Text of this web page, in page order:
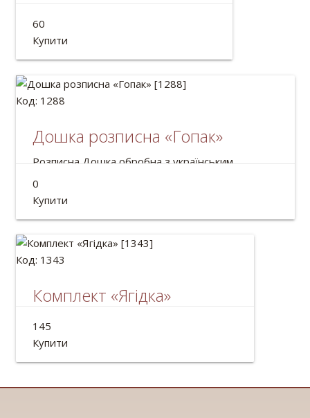
Розмір: 9*7см
60
Купити
Код: 1288
Дошка розписна «Гопак»
Розписна Дошка обробна з українським
сюжетом.
Розмір: 37*21см
0
Купити
Код: 1343
Комплект «Ягідка»
Український комплект: намисто і браслет.
Матеріал: дерево.
145
Купити